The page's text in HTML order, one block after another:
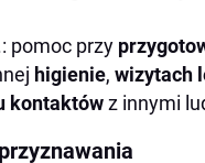
pomoc przy
higienie, wizytach
kontaktówz innymi